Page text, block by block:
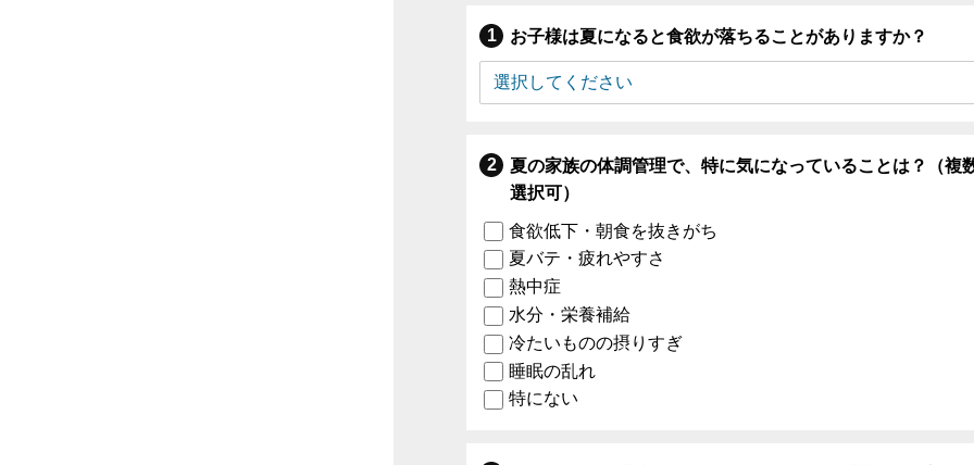
お子様は夏になると食欲が落ちることがありますか？
夏の家族の体調管理で、特に気になっていることは？（複
選択可）
食欲低下・朝食を抜きがち
夏バテ・疲れやすさ
熱中症
水分・栄養補給
冷たいものの摂りすぎ
睡眠の乱れ
特にない